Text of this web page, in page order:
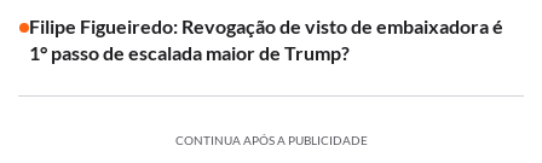
Filipe Figueiredo: Revogação de visto de embaixadora é
1° passo de escalada maior de Trump?
CONTINUA APÓS A PUBLICIDADE